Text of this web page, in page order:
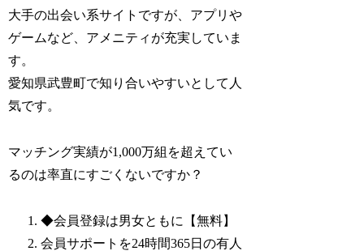
大手の出会い系サイトですが、アプリや
ゲームなど、アメニティが充実していま
す。
愛知県武豊町で知り合いやすいとして人
気です。
マッチング実績が1,000万組を超えてい
るのは率直にすごくないですか？
◆会員登録は男女ともに【無料】
会員サポートを24時間365日の有人